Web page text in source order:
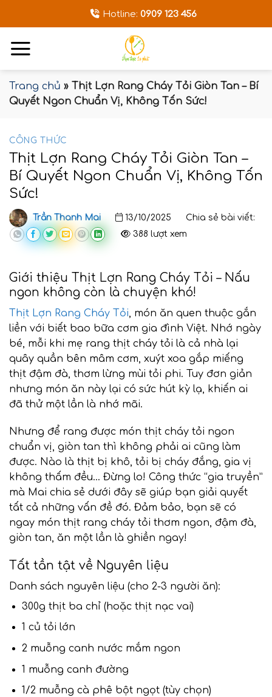
dung
Hotline: 0909 123 456
Trang chủ » Thịt Lợn Rang Cháy Tỏi Giòn Tan – Bí
Quyết Ngon Chuẩn Vị, Không Tốn Sức!
CÔNG THỨC
Thịt Lợn Rang Cháy Tỏi Giòn Tan –
Bí Quyết Ngon Chuẩn Vị, Không Tốn
Sức!
Trần Thanh Mai 13/10/2025
Chia sẻ bài viết:
388 lượt xem
Giới thiệu Thịt Lợn Rang Cháy Tỏi – Nấu
ngon không còn là chuyện khó!
Thịt Lợn Rang Cháy Tỏi , món ăn quen thuộc gắn
liền với biết bao bữa cơm gia đình Việt. Nhớ ngày
bé, mỗi khi mẹ rang thịt cháy tỏi là cả nhà lại
quây quần bên mâm cơm, xuýt xoa gắp miếng
thịt đậm đà, thơm lừng mùi tỏi phi. Tuy đơn giản
nhưng món ăn này lại có sức hút kỳ lạ, khiến ai
đã thử một lần là nhớ mãi.
Nhưng để rang được món thịt cháy tỏi ngon
chuẩn vị, giòn tan thì không phải ai cũng làm
được. Nào là thịt bị khô, tỏi bị cháy đắng, gia vị
không thấm đều… Đừng lo! Công thức “gia truyền”
mà Mai chia sẻ dưới đây sẽ giúp bạn giải quyết
tất cả những vấn đề đó. Đảm bảo, bạn sẽ có
ngay món thịt rang cháy tỏi thơm ngon, đậm đà,
giòn tan, ăn một lần là ghiền ngay!
Tất tần tật về Nguyên liệu
Danh sách nguyên liệu (cho 2-3 người ăn):
300g thịt ba chỉ (hoặc thịt nạc vai)
1 củ tỏi lớn
2 muỗng canh nước mắm ngon
1 muỗng canh đường
1/2 muỗng cà phê bột ngọt (tùy chọn)